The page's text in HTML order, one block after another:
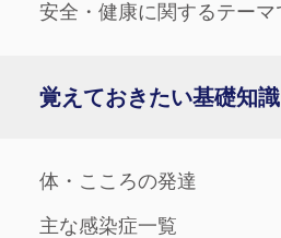
安全・健康に関するテーマ
覚えておきたい基礎知識
体・こころの発達
主な感染症一覧